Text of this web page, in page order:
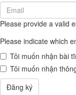
Email
(required)
Please provide a valid
Please indicate which
Tôi muốn nhận bài
Tôi muốn nhận
Đăng ký